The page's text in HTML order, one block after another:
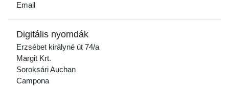
Email
Digitális nyomdák
Erzsébet királyné út 74/a
Margit Krt.
Soroksári Auchan
Campona